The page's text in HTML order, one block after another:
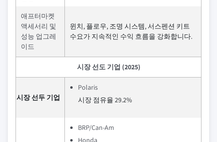
애프터마켓
액세서리 및
성능 업그레
이드
윈치, 플로우, 조명 시스템, 서스펜션 키트
수요가 지속적인 수익 흐름을 강화합니다.
시장 선도 기업 (2025)
시장 선두 기업
Polaris
시장 점유율 29.2%
BRP/Can-Am
Honda